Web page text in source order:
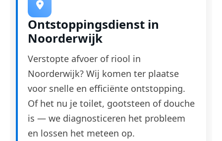
Ontstoppingsdienst in
Noorderwijk
Verstopte afvoer of riool in
Noorderwijk? Wij komen ter plaatse
voor snelle en efficiënte ontstopping.
Of het nu je toilet, gootsteen of douche
is — we diagnosticeren het probleem
en lossen het meteen op.